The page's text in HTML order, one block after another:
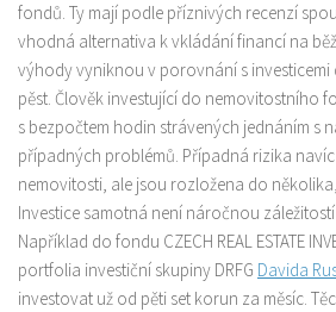
fondů. Ty mají podle příznivých recenzí
vhodná alternativa k vkládání financí na
výhody vyniknou v porovnání s
pěst. Člověk investující do nemovitostního
s bezpočtem hodin strávených jednáním s
případných problémů. Případná rizika
nemovitosti, ale jsou rozložena do
Investice samotná není náročnou
Například do fondu CZECH REAL ESTATE
portfolia investiční skupiny DRFG Davida
investovat už od pěti set korun za měsíc.